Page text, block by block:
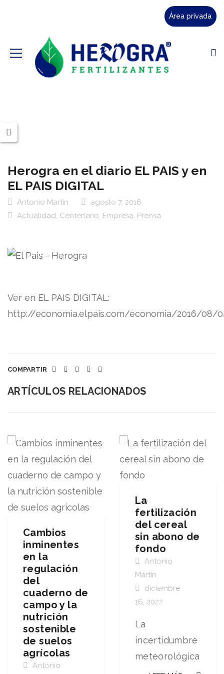
Área privada
Herogra en el diario EL PAIS y en
EL PAIS DIGITAL
Antonio Martín
agosto 7, 2016
Actualidad, Centenario, Empresa, Prensa
Ver en EL PAIS DIGITAL:
http://economia.elpais.com/economia/2016/08/
COMPARTIR
ARTÍCULOS RELACIONADOS
Cambios
inminentes
en la
regulación
del
cuaderno de
campo y la
nutrición
sostenible
de suelos
agrícolas
Antonio
La
fertilización
del cereal
sin abono de
fondo
Antonio
Martín
diciembre
16, 2022
La
incertidumbre
meteorológica